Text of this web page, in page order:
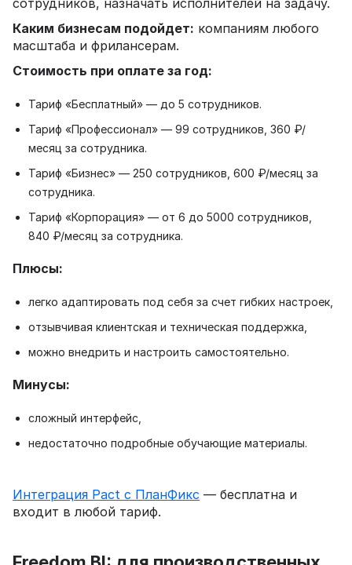
Каким бизнесам подойдет: компаниям любого
масштаба и фрилансерам.
Стоимость при оплате за год:
Тариф «Бесплатный» — до 5 сотрудников.
Тариф «Профессионал» — 99 сотрудников, 360 ₽/
месяц за сотрудника.
Тариф «Бизнес» — 250 сотрудников, 600 ₽/месяц за
сотрудника.
Тариф «Корпорация» — от 6 до 5000 сотрудников,
840 ₽/месяц за сотрудника.
Плюсы:
легко адаптировать под себя за счет гибких настроек,
отзывчивая клиентская и техническая поддержка,
можно внедрить и настроить самостоятельно.
Минусы:
сложный интерфейс,
недостаточно подробные обучающие материалы.
Интеграция Pact с ПланФикс — бесплатна и
входит в любой тариф.